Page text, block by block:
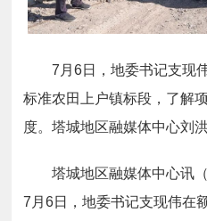
7 月6日，地委书记支现
标准农田上户镇标段，了解
度。塔城地区融媒体中心刘
塔城地区融媒体中心讯
7 月6日，地委书记支现伟在